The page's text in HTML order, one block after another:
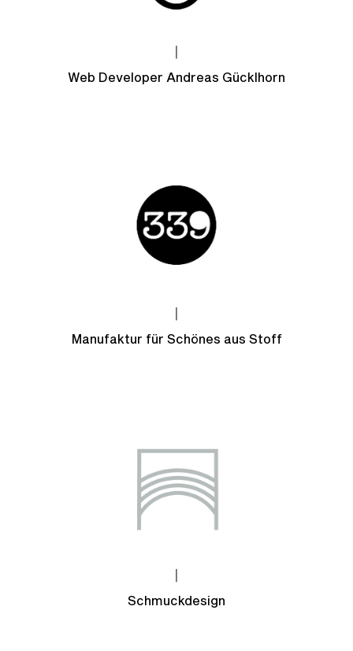
|
Web Developer Andreas Gücklhorn
|
Manufaktur für Schönes aus Stoff
Schmuckdesign